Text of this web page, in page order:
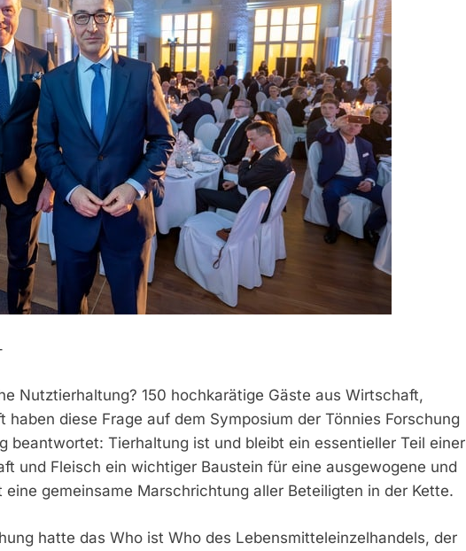
Nutztierhaltung? 150 hochkarätige Gäste aus Wirtschaft,
diese Frage auf dem Symposium der Tönnies Forschung
beantwortet: Tierhaltung ist und bleibt ein essentieller Teil einer
und Fleisch ein wichtiger Baustein für eine ausgewogene und
eine gemeinsame Marschrichtung aller Beteiligten in der Kette.
hatte das Who ist Who des Lebensmitteleinzelhandels, der